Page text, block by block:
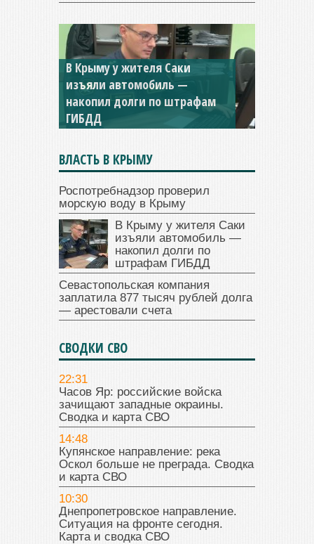
В Крыму у жителя Саки
изъяли автомобиль —
накопил долги по штрафам
ГИБДД
ВЛАСТЬ В КРЫМУ
Роспотребнадзор проверил
морскую воду в Крыму
В Крыму у жителя Саки
изъяли автомобиль —
накопил долги по
штрафам ГИБДД
Севастопольская компания
заплатила 877 тысяч рублей долга
— арестовали счета
СВОДКИ СВО
22:31
Часов Яр: российские войска
зачищают западные окраины.
Сводка и карта СВО
14:48
Купянское направление: река
Оскол больше не преграда. Сводка
и карта СВО
10:30
Днепропетровское направление.
Ситуация на фронте сегодня.
Карта и сводка СВО